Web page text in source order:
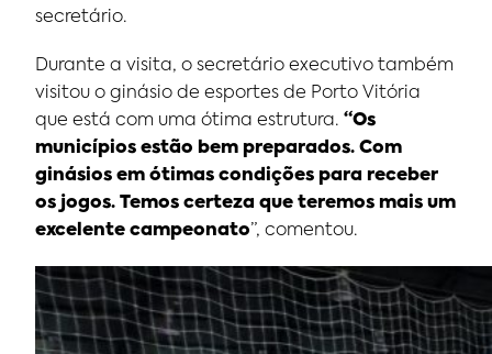
secretário.
Durante a visita, o secretário executivo também
visitou o ginásio de esportes de Porto Vitória
que está com uma ótima estrutura. “Os
municípios estão bem preparados. Com
ginásios em ótimas condições para receber
os jogos. Temos certeza que teremos mais um
excelente campeonato”, comentou.